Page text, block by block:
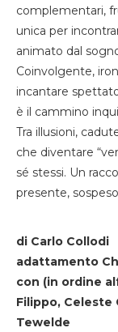
complementari,
unica per
animato dal
Coinvolgente,
incantare
è il cammino
Tra illusioni,
che diventare
sé stessi. Un
presente,
di Carlo Collodi
adattamento
con (in ordine
Filippo, Celeste
Tewelde